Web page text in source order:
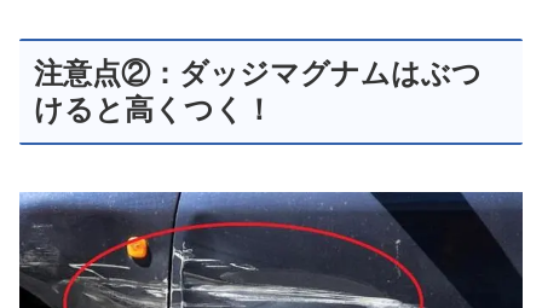
注意点②：ダッジマグナムはぶつ
けると高くつく！